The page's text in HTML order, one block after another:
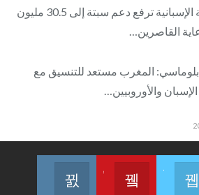
الحكومة الإسبانية ترفع دعم سبتة إلى 30.5 مليون
القاصرين…
المغرب مستعد للتنسيق مع
والأوروبيين…